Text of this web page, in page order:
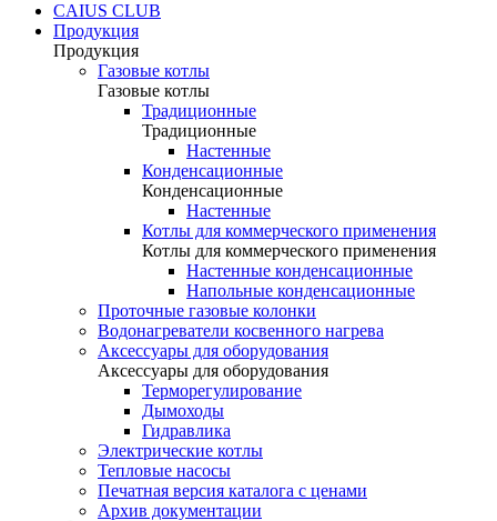
CAIUS CLUB
Продукция
Продукция
Газовые котлы
Газовые котлы
Традиционные
Традиционные
Настенные
Конденсационные
Конденсационные
Настенные
Котлы для коммерческого применения
Котлы для коммерческого применения
Настенные конденсационные
Напольные конденсационные
Проточные газовые колонки
Водонагреватели косвенного нагрева
Аксессуары для оборудования
Аксессуары для оборудования
Терморегулирование
Дымоходы
Гидравлика
Электрические котлы
Тепловые насосы
Печатная версия каталога с ценами
Архив документации